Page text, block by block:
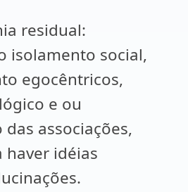
residual:
isolamento social,
egocêntricos,
e ou
associações,
haver idéias